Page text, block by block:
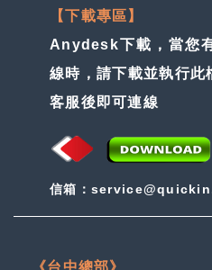
【下載專區】
Anydesk下載，當您
線時，請下載並執行
客服後即可連線
信箱：